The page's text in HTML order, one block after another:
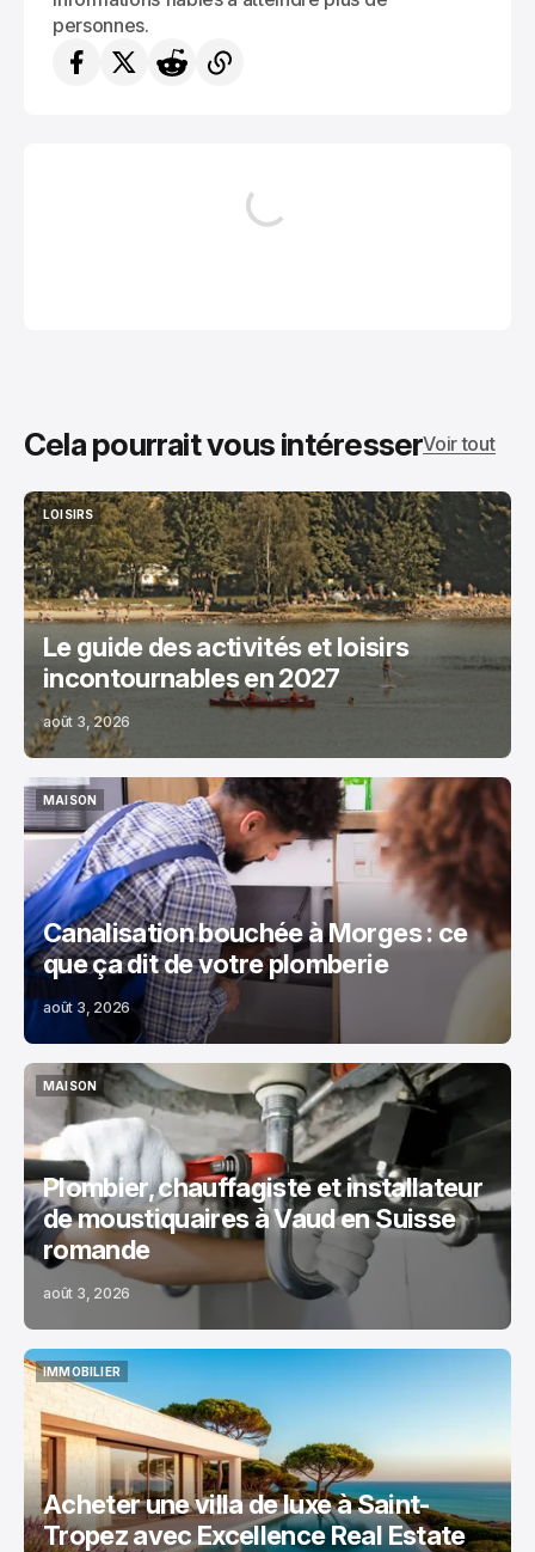
personnes.
Cela pourrait vous intéresserVoir tout
LOISIRS
LOISIRS
Le guide des activités et loisirs
incontournables en 2027
août 3, 2026
MAISON
MAISON
Canalisation bouchée à Morges : ce
que ça dit de votre plomberie
août 3, 2026
MAISON
MAISON
Plombier, chauffagiste et installateur
de moustiquaires à Vaud en Suisse
romande
août 3, 2026
IMMOBILIER
IMMOBILIER
Acheter une villa de luxe à Saint-
Tropez avec Excellence Real Estate